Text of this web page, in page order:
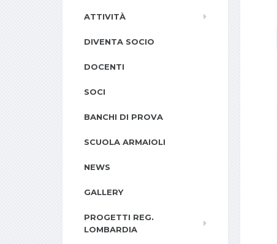
ATTIVITÀ
DIVENTA SOCIO
DOCENTI
SOCI
BANCHI DI PROVA
SCUOLA ARMAIOLI
NEWS
GALLERY
PROGETTI REG.
LOMBARDIA